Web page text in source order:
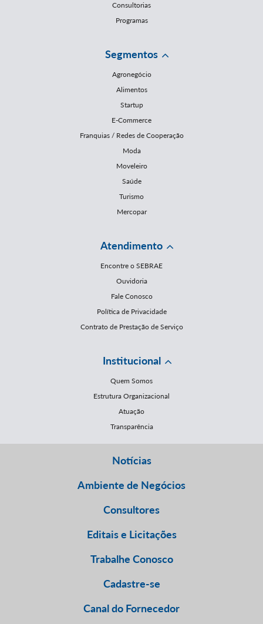
Consultorias
Programas
Segmentos
Agronegócio
Alimentos
Startup
E-Commerce
Franquias / Redes de Cooperação
Moda
Moveleiro
Saúde
Turismo
Mercopar
Atendimento
Encontre o SEBRAE
Ouvidoria
Fale Conosco
Política de Privacidade
Contrato de Prestação de Serviço
Institucional
Quem Somos
Estrutura Organizacional
Atuação
Transparência
Notícias
Ambiente de Negócios
Consultores
Editais e Licitações
Trabalhe Conosco
Cadastre-se
Canal do Fornecedor